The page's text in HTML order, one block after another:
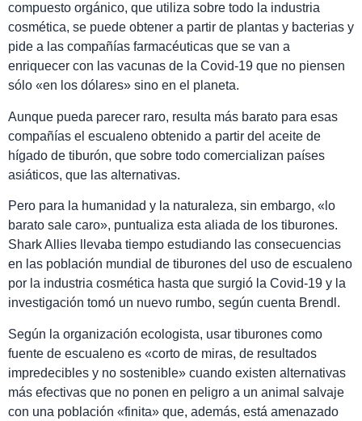
compuesto orgánico, que utiliza sobre todo la industria
cosmética, se puede obtener a partir de plantas y bacterias y
pide a las compañías farmacéuticas que se van a
enriquecer con las vacunas de la Covid-19 que no piensen
sólo «en los dólares» sino en el planeta.
Aunque pueda parecer raro, resulta más barato para esas
compañías el escualeno obtenido a partir del aceite de
hígado de tiburón, que sobre todo comercializan países
asiáticos, que las alternativas.
Pero para la humanidad y la naturaleza, sin embargo, «lo
barato sale caro», puntualiza esta aliada de los tiburones.
Shark Allies llevaba tiempo estudiando las consecuencias
en las población mundial de tiburones del uso de escualeno
por la industria cosmética hasta que surgió la Covid-19 y la
investigación tomó un nuevo rumbo, según cuenta Brendl.
Según la organización ecologista, usar tiburones como
fuente de escualeno es «corto de miras, de resultados
impredecibles y no sostenible» cuando existen alternativas
más efectivas que no ponen en peligro a un animal salvaje
con una población «finita» que, además, está amenazado